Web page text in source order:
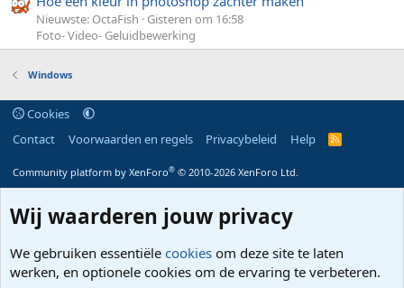
Nieuwste: OctaFish
Gisteren om 16:58
Foto- Video- Geluidbewerking
Windows
Cookies
Contact
Voorwaarden en regels Privacybeleid Help
R
S
Community platform by XenForo® © 2010-2026 XenForo Ltd.
Wij waarderen jouw privacy
We gebruiken essentiële cookies om deze site te laten
werken, en optionele cookies om de ervaring te verbeteren.